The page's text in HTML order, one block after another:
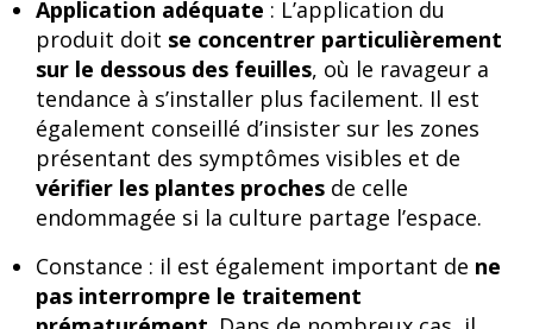
Application adéquate : L’application du
produit doit se concentrer particulièrement
sur le dessous des feuilles, où le ravageur a
tendance à s’installer plus facilement. Il est
également conseillé d’insister sur les zones
présentant des symptômes visibles et de
vérifier les plantes proches de celle
endommagée si la culture partage l’espace.
Constance : il est également important de ne
pas interrompre le traitement